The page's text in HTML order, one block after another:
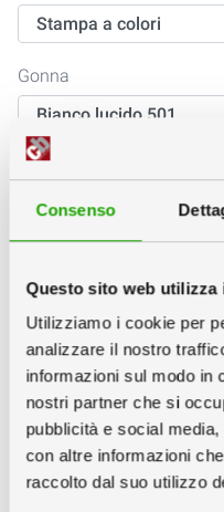
Consenso
Questo sito web utilizza
Utilizziamo i cookie per
analizzare il nostro
informazioni sul modo in
nostri partner che si
pubblicità e social
con altre informazioni
raccolto dal suo utilizzo
Gonna
Imballo:
Inscatolati
singolarmente
Unico
2 Personalizzazione